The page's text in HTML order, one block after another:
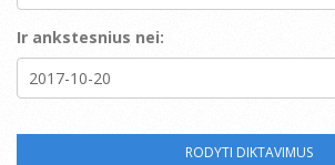
Ir ankstesnius nei: